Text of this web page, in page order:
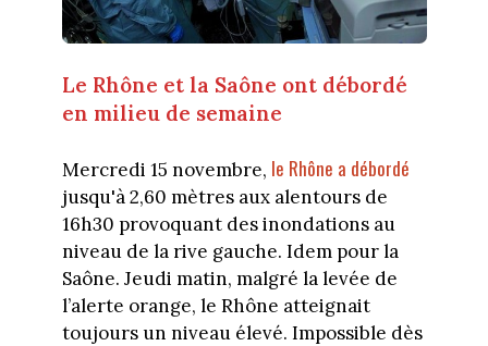
Le Rhône et la Saône ont débordé
en milieu de semaine
Mercredi 15 novembre, le Rhône a débordé
jusqu'à 2,60 mètres aux alentours de
16h30 provoquant des inondations au
niveau de la rive gauche. Idem pour la
Saône. Jeudi matin, malgré la levée de
l’alerte orange, le Rhône atteignait
toujours un niveau élevé. Impossible dès